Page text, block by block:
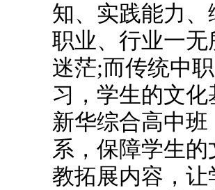
知、实践能力
职业、行业一
迷茫;而传统中
习，学生的文
新华综合高中
系，保障学生
教拓展内容，